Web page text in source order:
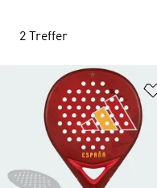
2 Treffer